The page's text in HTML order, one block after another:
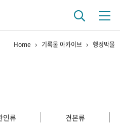
구 역사
연구자들
Home 기록물 아카이브 행정박물
인류 견본류